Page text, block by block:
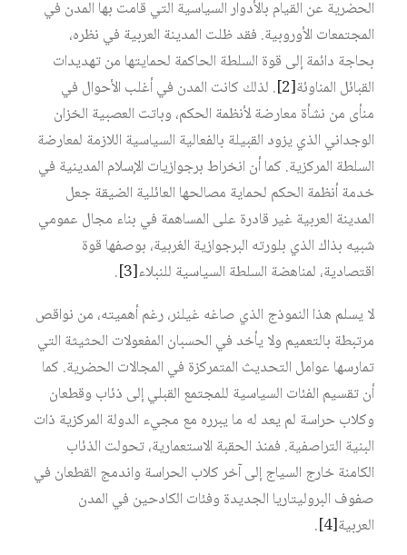
الحضرية عن القيام بالأدوار السياسية التي قامت بها المدن في
المجتمعات الأوروبية. فقد ظلت المدينة العربية في نظره،
بحاجة دائمة إلى قوة السلطة الحاكمة لحمايتها من تهديدات
القبائل المناوئة‏[2]
. لذلك كانت المدن في أغلب الأحوال في
منأى من نشأة معارضة لأنظمة الحكم، وباتت العصبية الخزان
الوجداني الذي يزود القبيلة بالفعالية السياسية اللازمة لمعارضة
السلطة المركزية. كما أن انخراط برجوازيات الإسلام المدينية في
خدمة أنظمة الحكم لحماية مصالحها العائلية الضيقة جعل
المدينة العربية غير قادرة على المساهمة في بناء مجال عمومي
شبيه بذاك الذي بلورته البرجوازية الغربية، بوصفها قوة
اقتصادية، لمناهضة السلطة السياسية للنبلاء‏[3]
.
لا يسلم هذا النموذج الذي صاغه غيلنر، رغم أهميته، من نواقص
مرتبطة بالتعميم ولا يأخد في الحسبان المفعولات الحثيثة التي
تمارسها عوامل التحديث المتمركزة في المجالات الحضرية. كما
أن تقسيم الفئات السياسية للمجتمع القبلي إلى ذئاب وقطعان
وكلاب حراسة لم يعد له ما يبرره مع مجيء الدولة المركزية ذات
البنية التراصفية. فمنذ الحقبة الاستعمارية، تحولت الذئاب
الكامنة خارج السياج إلى آخر كلاب الحراسة واندمج القطعان في
صفوف البروليتاريا الجديدة وفئات الكادحين في المدن
العربية‏[4]
.